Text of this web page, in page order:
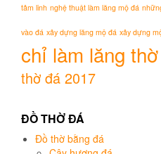
tâm linh nghệ thuật làm lăng mộ đá
vào đá xây dựng lăng mộ đá xây dựng
chỉ làm lăng
thờ đá 2017
ĐỒ THỜ ĐÁ
Đồ thờ bằng đá